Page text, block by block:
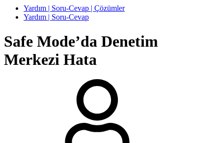
Yardım | Soru-Cevap | Çözümler
Yardım | Soru-Cevap
Safe Mode’da Denetim
Merkezi Hata